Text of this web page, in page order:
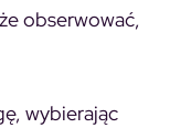
obserwować,
wybierając